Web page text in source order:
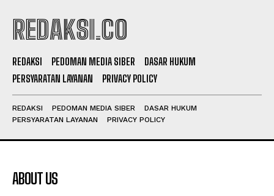
REDAKSI.CO
REDAKSI PEDOMAN MEDIA SIBER
DASAR HUKUM
PERSYARATAN LAYANAN
PRIVACY POLICY
REDAKSI PEDOMAN MEDIA SIBER
DASAR HUKUM
PERSYARATAN LAYANAN
PRIVACY POLICY
ABOUT US